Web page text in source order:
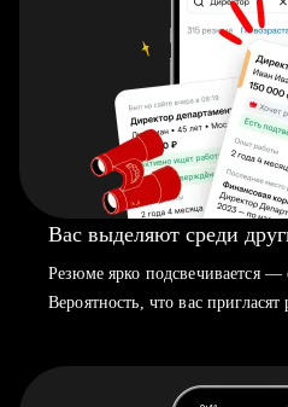
Вас выделяют среди
Резюме ярко подсвечивается —
Вероятность, что вас